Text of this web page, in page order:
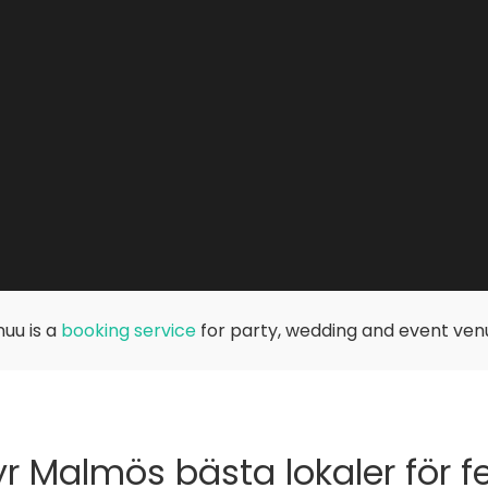
is a booking servicefor party, wedding and event
Malmös bästa lokaler för